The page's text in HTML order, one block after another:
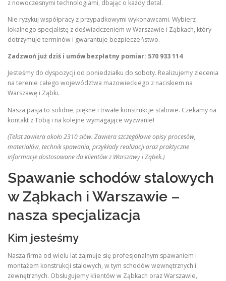
z nowoczesnymi technologiami, dbając o każdy detal.
Nie ryzykuj współpracy z przypadkowymi wykonawcami. Wybierz
lokalnego specjalistę z doświadczeniem w Warszawie i Ząbkach, który
dotrzymuje terminów i gwarantuje bezpieczeństwo.
Zadzwoń już dziś i umów bezpłatny pomiar: 570 933 114
Jesteśmy do dyspozycji od poniedziałku do soboty. Realizujemy zlecenia
na terenie całego województwa mazowieckiego z naciskiem na
Warszawę i Ząbki.
Nasza pasja to solidne, piękne i trwałe konstrukcje stalowe. Czekamy na
kontakt z Tobą i na kolejne wymagające wyzwanie!
(Tekst zawiera około 2310 słów. Zawiera szczegółowe opisy procesów,
materiałów, technik spawania, przykłady realizacji oraz praktyczne
informacje dostosowane do klientów z Warszawy i Ząbek.)
Spawanie schodów stalowych
w Ząbkach i Warszawie –
nasza specjalizacja
Kim jesteśmy
Nasza firma od wielu lat zajmuje się profesjonalnym spawaniem i
montażem konstrukcji stalowych, w tym schodów wewnętrznych i
zewnętrznych. Obsługujemy klientów w Ząbkach oraz Warszawie,